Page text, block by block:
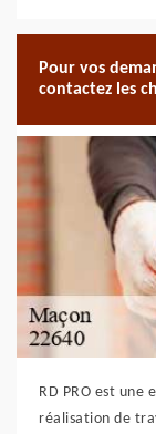
Pour vos
contactez les
RD PRO est une
réalisation de